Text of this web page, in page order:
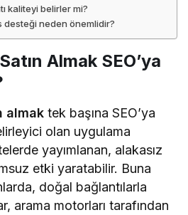
kaliteyi belirler mi?
desteği neden önemlidir?
Almak SEO’ya
almak tek başına SEO’ya
olan uygulama
yayımlanan, alakasız
etki yaratabilir. Buna
doğal bağlantılarla
arama motorları tarafından